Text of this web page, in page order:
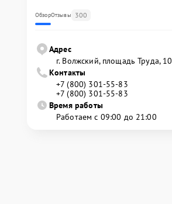
ОбзорОтзывы 300
Адрес
г. Волжский, площадь Труда, 10
Контакты
+7 (800) 301-55-83
+7 (800) 301-55-83
Время работы
Работаем с 09:00 до 21:00